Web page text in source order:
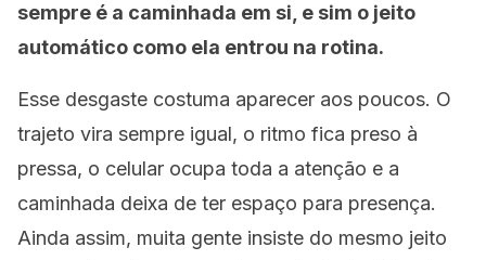
sempre é a caminhada em si, e sim o jeito
automático como ela entrou na rotina.
Esse desgaste costuma aparecer aos poucos. O
trajeto vira sempre igual, o ritmo fica preso à
pressa, o celular ocupa toda a atenção e a
caminhada deixa de ter espaço para presença.
Ainda assim, muita gente insiste do mesmo jeito